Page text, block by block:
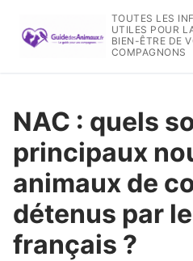
contenu
TOUTES LES
UTILES POUR
BIEN-ÊTRE DE
COMPAGNONS
NAC : quels
principaux
animaux de
détenus par
français ?